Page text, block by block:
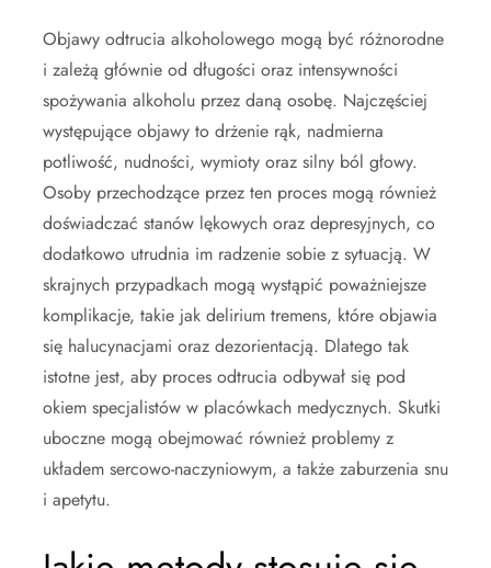
Objawy odtrucia alkoholowego mogą być różnorodne
i zależą głównie od długości oraz intensywności
spożywania alkoholu przez daną osobę. Najczęściej
występujące objawy to drżenie rąk, nadmierna
potliwość, nudności, wymioty oraz silny ból głowy.
Osoby przechodzące przez ten proces mogą również
doświadczać stanów lękowych oraz depresyjnych, co
dodatkowo utrudnia im radzenie sobie z sytuacją. W
skrajnych przypadkach mogą wystąpić poważniejsze
komplikacje, takie jak delirium tremens, które objawia
się halucynacjami oraz dezorientacją. Dlatego tak
istotne jest, aby proces odtrucia odbywał się pod
okiem specjalistów w placówkach medycznych. Skutki
uboczne mogą obejmować również problemy z
układem sercowo-naczyniowym, a także zaburzenia snu
i apetytu.